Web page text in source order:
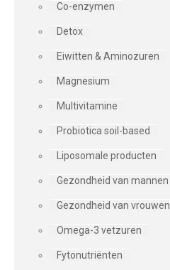
Co-enzymen
Detox
Eiwitten & Aminozuren
Magnesium
Multivitamine
Probiotica soil-based
Liposomale producten
Gezondheid van mannen
Gezondheid van vrouwen
Omega-3 vetzuren
Fytonutriënten